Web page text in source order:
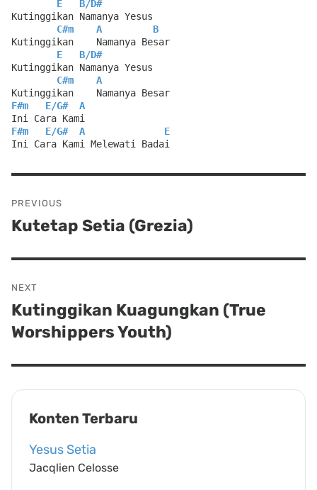
E
B/D#
Kutinggikan Namanya Yesus
C#m
A
B
Kutinggikan    Namanya Besar
E
B/D#
Kutinggikan Namanya Yesus
C#m
A
Kutinggikan    Namanya Besar
F#m
E/G#
A
Ini Cara Kami
F#m
E/G# A
E
Ini Cara Kami Melewati Badai
navigation
PREVIOUS
Previous
Kutetap Setia (Grezia)
NEXT
Next
post:
Kutinggikan Kuagungkan (True
Worshippers Youth)
Konten Terbaru
Yesus Setia
Jacqlien Celosse